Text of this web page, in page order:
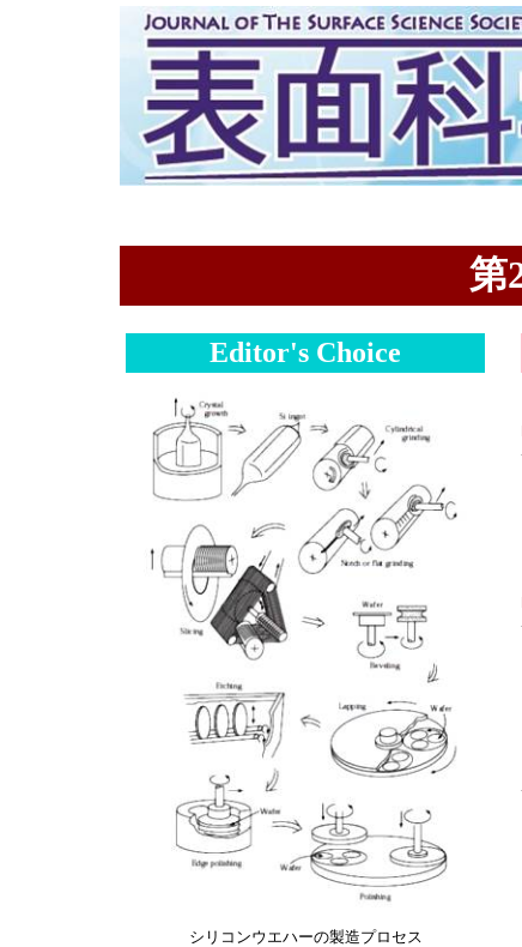
第
Editor's Choice
シリコンウエハーの製造プロセス